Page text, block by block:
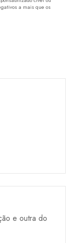
a mais que os
e outra do